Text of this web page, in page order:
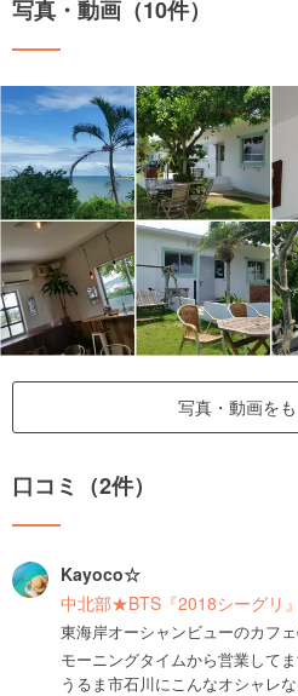
写真・動画（10件）
写真・動画を
口コミ（2件）
Kayoco☆
中北部★BTS『2018シーグリ
東海岸オーシャンビューのカフェ
モーニングタイムから営業して
うるま市石川にこんなオシャレ